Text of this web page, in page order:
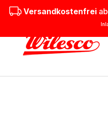
Hauptinhalt springen
Zur Suche springen
Zur Hauptnavigation
Versandkostenfreiab